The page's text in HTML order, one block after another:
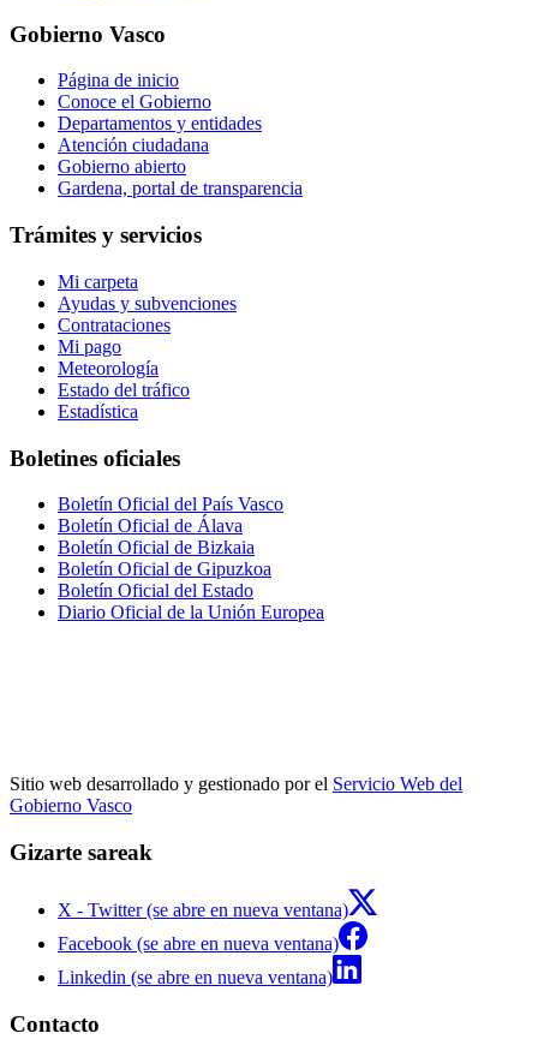
Gobierno Vasco
Página de inicio
Conoce el Gobierno
Departamentos y entidades
Atención ciudadana
Gobierno abierto
Gardena, portal de transparencia
Trámites y servicios
Mi carpeta
Ayudas y subvenciones
Contrataciones
Mi pago
Meteorología
Estado del tráfico
Estadística
Boletines oficiales
Boletín Oficial del País Vasco
Boletín Oficial de Álava
Boletín Oficial de Bizkaia
Boletín Oficial de Gipuzkoa
Boletín Oficial del Estado
Diario Oficial de la Unión Europea
Sitio web desarrollado y gestionado por el Servicio Web del
Gobierno Vasco
Gizarte sareak
X - Twitter (se abre en nueva ventana)
Facebook (se abre en nueva ventana)
Linkedin (se abre en nueva ventana)
Contacto